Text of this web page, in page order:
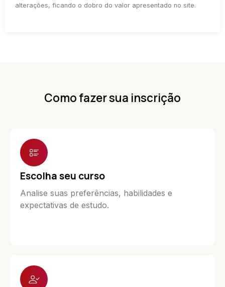
alterações, ficando o dobro do valor apresentado no site.
Como fazer sua inscrição
Escolha seu curso
Analise suas preferências, habilidades e
expectativas de estudo.